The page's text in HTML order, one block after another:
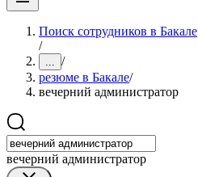
Поиск сотрудников в Бакале
/
... /
резюме в Бакале/
вечерний администратор
вечерний администратор